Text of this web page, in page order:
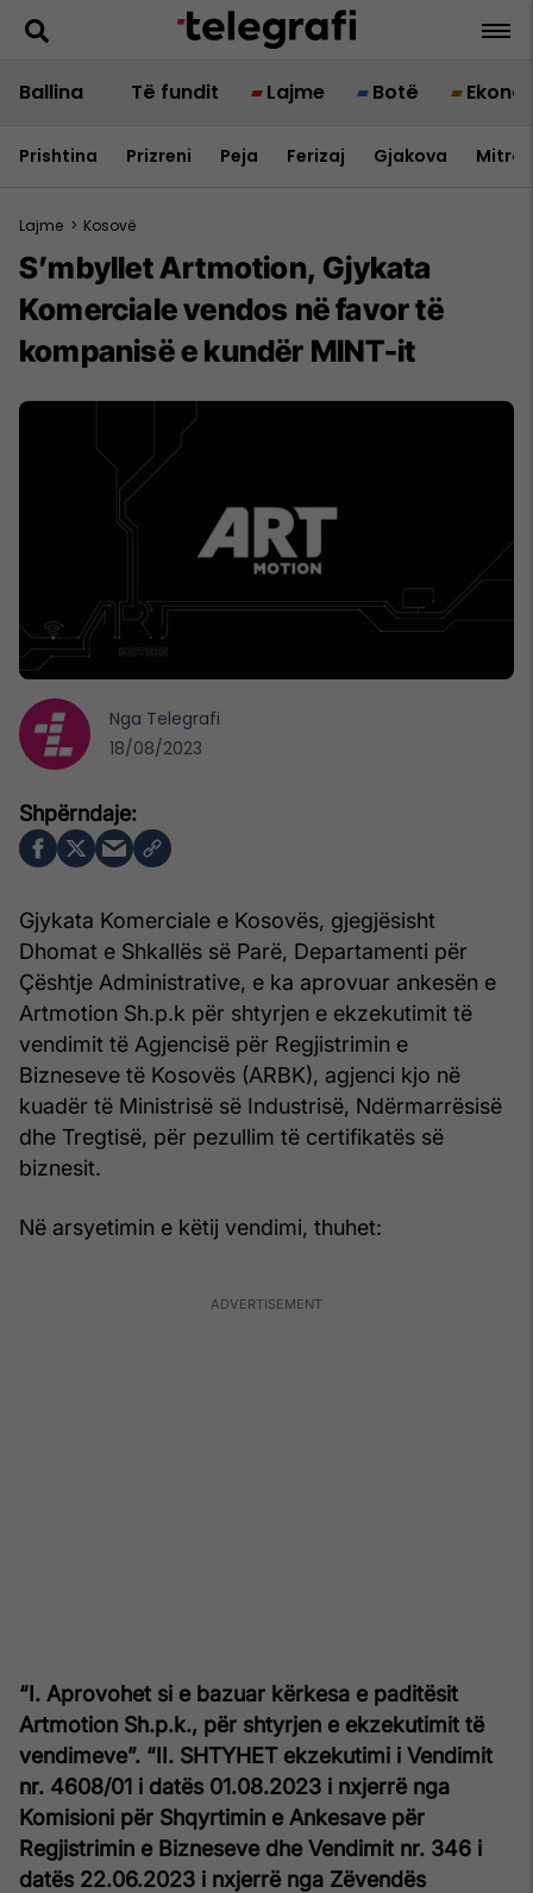
Ballina Të fundit Lajme Botë
Prishtina Prizreni Peja Ferizaj Gjakova
Lajme > Kosovë
S’mbyllet Artmotion, Gjykata
Komerciale vendos në favor të
kompanisë e kundër MINT-it
Gjykata Komerciale e Kosovës, gjegjësisht
Dhomat e Shkallës së Parë, Departamenti për
Çështje Administrative, e ka aprovuar ankesën e
Artmotion Sh.p.k për shtyrjen e ekzekutimit të
vendimit të Agjencisë për Regjistrimin e
Bizneseve të Kosovës (ARBK), agjenci kjo në
kuadër të Ministrisë së Industrisë, Ndërmarrësisë
dhe Tregtisë, për pezullim të certifikatës së
biznesit.
Në arsyetimin e këtij vendimi, thuhet:
“I. Aprovohet si e bazuar kërkesa e paditësit
Artmotion Sh.p.k., për shtyrjen e ekzekutimit të
vendimeve”. “II. SHTYHET ekzekutimi i Vendimit
nr. 4608/01 i datës 01.08.2023 i nxjerrë nga
Komisioni për Shqyrtimin e Ankesave për
Regjistrimin e Bizneseve dhe Vendimit nr. 346 i
datës 22.06.2023 i nxjerrë nga Zëvendës
Nga Telegrafi
18/08/2023